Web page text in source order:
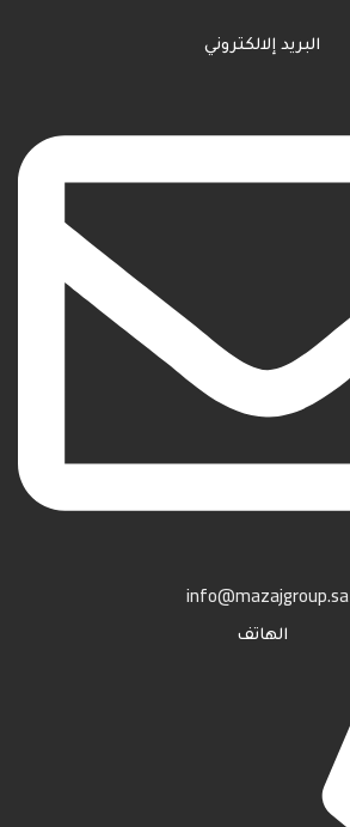
البريد إلالكتروني
info@mazajgroup.sa
الهاتف